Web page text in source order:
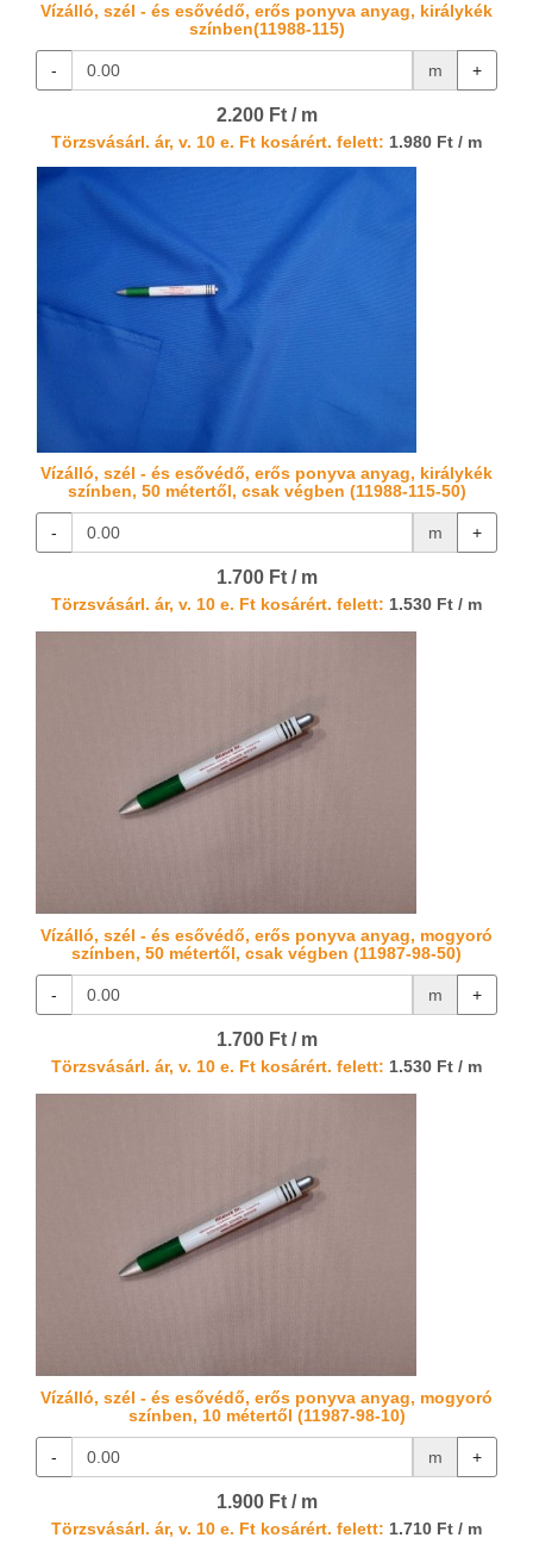
Vízálló, szél - és esővédő, erős ponyva anyag, királykék
színben(11988-115)
- m +
2.200 Ft / m
Törzsvásárl. ár, v. 10 e. Ft kosárért. felett: 1.980 Ft / m
Vízálló, szél - és esővédő, erős ponyva anyag, királykék
színben, 50 métertől, csak végben (11988-115-50)
- m +
1.700 Ft / m
Törzsvásárl. ár, v. 10 e. Ft kosárért. felett: 1.530 Ft / m
Vízálló, szél - és esővédő, erős ponyva anyag, mogyoró
színben, 50 métertől, csak végben (11987-98-50)
- m +
1.700 Ft / m
Törzsvásárl. ár, v. 10 e. Ft kosárért. felett: 1.530 Ft / m
Vízálló, szél - és esővédő, erős ponyva anyag, mogyoró
színben, 10 métertől (11987-98-10)
- m +
1.900 Ft / m
Törzsvásárl. ár, v. 10 e. Ft kosárért. felett: 1.710 Ft / m